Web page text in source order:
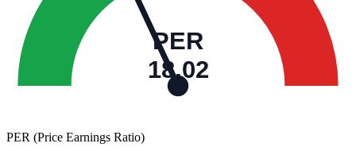
PER
18,02
PER (Price Earnings Ratio)